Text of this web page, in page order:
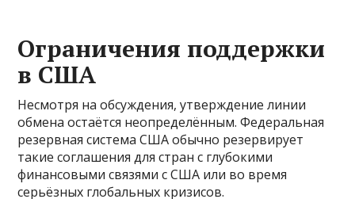
Ограничения поддержки
в США
Несмотря на обсуждения, утверждение линии
обмена остаётся неопределённым. Федеральная
резервная система США обычно резервирует
такие соглашения для стран с глубокими
финансовыми связями с США или во время
серьёзных глобальных кризисов.